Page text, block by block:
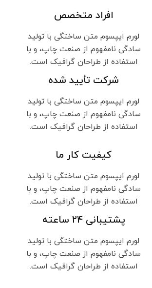
افراد متخصص
لورم ایپسوم متن ساختگی با تولید
سادگی نامفهوم از صنعت چاپ، و با
استفاده از طراحان گرافیک است.
شرکت تأیید شده
لورم ایپسوم متن ساختگی با تولید
سادگی نامفهوم از صنعت چاپ، و با
استفاده از طراحان گرافیک است.
کیفیت کار ما
لورم ایپسوم متن ساختگی با تولید
سادگی نامفهوم از صنعت چاپ، و با
استفاده از طراحان گرافیک است.
پشتیبانی ۲۴ ساعته
لورم ایپسوم متن ساختگی با تولید
سادگی نامفهوم از صنعت چاپ، و با
استفاده از طراحان گرافیک است.